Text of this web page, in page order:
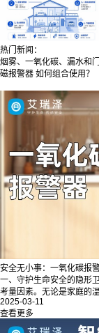
热门新闻：
烟雾、一氧化碳、漏水和门
磁报警器 如何组合使用？
安全无小事：一氧化碳报
一、守护生命安全的隐形
考量因素。无论是家庭的
2025-03-11
查看更多